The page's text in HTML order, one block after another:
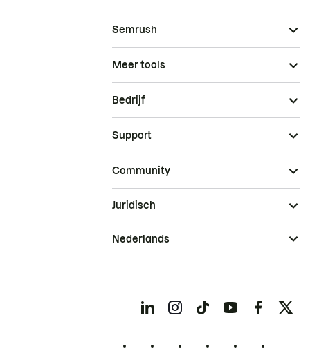
Semrush
Meer tools
Bedrijf
Support
Community
Juridisch
Nederlands